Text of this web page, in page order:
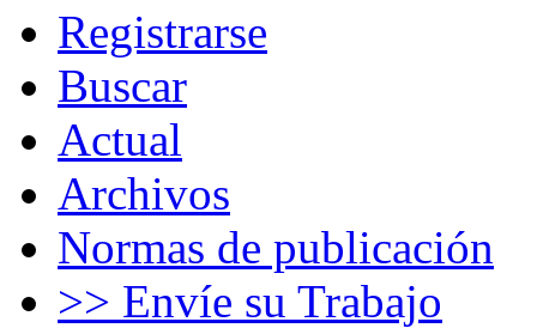
Registrarse
Buscar
Actual
Archivos
Normas de publicación
>> Envíe su Trabajo